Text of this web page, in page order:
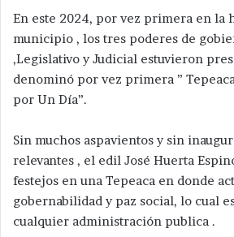
En este 2024, por vez primera en la
municipio , los tres poderes de
,Legislativo y Judicial estuvieron
denominó por vez primera ”
por Un Día”.
Sin muchos aspavientos y sin
relevantes , el edil José Huerta
festejos en una Tepeaca en donde
gobernabilidad y paz social, lo cual
cualquier administración publica .